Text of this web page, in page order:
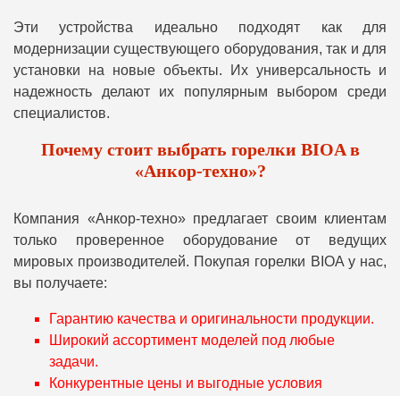
Эти устройства идеально подходят как для
модернизации существующего оборудования, так и для
установки на новые объекты. Их универсальность и
надежность делают их популярным выбором среди
специалистов.
Почему стоит выбрать горелки BIOA в
«Анкор-техно»?
Компания «Анкор-техно» предлагает своим клиентам
только проверенное оборудование от ведущих
мировых производителей. Покупая горелки BIOA у нас,
вы получаете:
Гарантию качества и оригинальности продукции.
Широкий ассортимент моделей под любые
задачи.
Конкурентные цены и выгодные условия